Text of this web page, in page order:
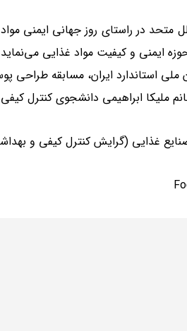
ایمنی و کیفیت مواد غذایی
ملی استاندارد ایران، مسابقه طراحی
ملیکا ابراهیمی دانشجوی کنترل
غذایی (گرایش کنترل کیفی و